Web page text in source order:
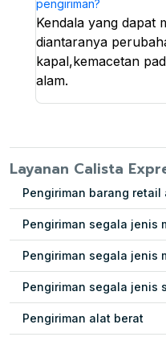
pengiriman?
Kendala yang dapat
diantaranya
kapal,kemacetan
alam.
Layanan Calista
Pengiriman barang retail
Pengiriman segala jenis
Pengiriman segala jenis
Pengiriman segala jenis
Pengiriman alat berat